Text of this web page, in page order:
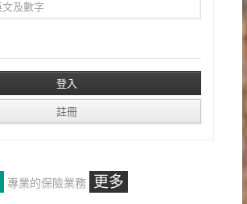
專業的保險業務 更多